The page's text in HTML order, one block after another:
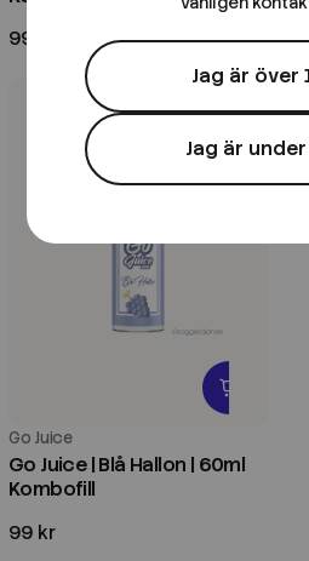
99 kr
79
Go Juice
Go Juice | Blå Hallon | 60ml
Kombofill
99 kr
Jag är över
Jag är